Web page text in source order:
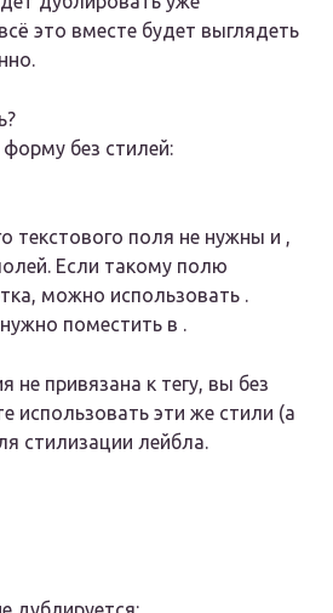
это вместе будет выглядеть
без стилей:
текстового поля не нужны и ,
Если такому полю
можно использовать .
поместить в .
не привязана к тегу, вы без
использовать эти же стили (а
стилизации лейбла.